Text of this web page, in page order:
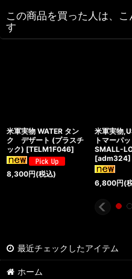
この商品を買った人は、
す
米軍実物 WATER タン
ク デザート (プラスチ
ック) [TELM1F046]
8,300円(税込)
米軍実物
トマーパ
SMALL-
[adm324]
6,800円(
最近チェックしたアイテム
ホーム